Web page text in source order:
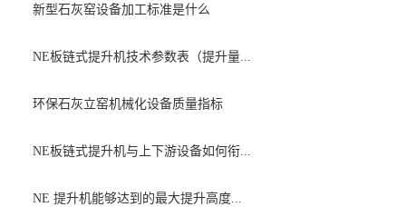
新型石灰窑设备加工标准是什么
NE板链式提升机技术参数表（提升量...
环保石灰立窑机械化设备质量指标
NE板链式提升机与上下游设备如何衔...
NE 提升机能够达到的最大提升高度...